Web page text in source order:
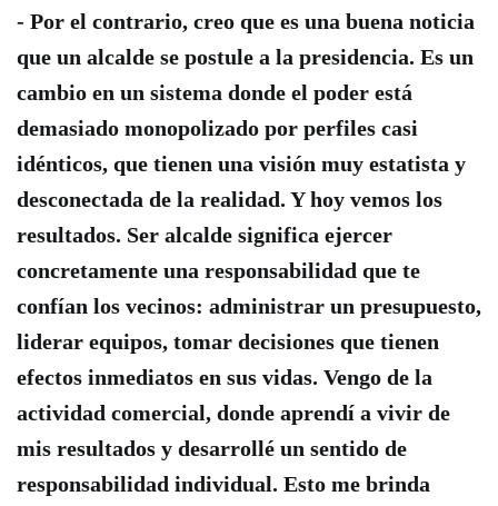
- Por el contrario, creo que es una buena noticia
que un alcalde se postule a la presidencia. Es un
cambio en un sistema donde el poder está
demasiado monopolizado por perfiles casi
idénticos, que tienen una visión muy estatista y
desconectada de la realidad. Y hoy vemos los
resultados. Ser alcalde significa ejercer
concretamente una responsabilidad que te
confían los vecinos: administrar un presupuesto,
liderar equipos, tomar decisiones que tienen
efectos inmediatos en sus vidas. Vengo de la
actividad comercial, donde aprendí a vivir de
mis resultados y desarrollé un sentido de
responsabilidad individual. Esto me brinda